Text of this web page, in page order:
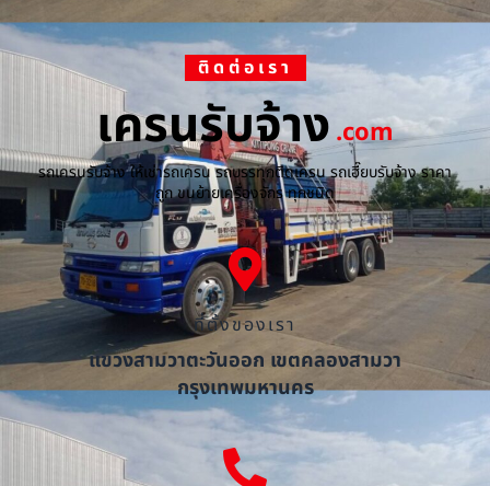
ติดต่อเรา
เครนรับจ้าง.com
รถเครนรับจ้าง ให้เช่ารถเครน รถบรรทุกติดเครน รถเฮี๊ยบรับจ้าง ราคา
ถูก ขนย้ายเครื่องจักร ทุกชนิด
ที่ตั้งของเรา
แขวงสามวาตะวันออก เขตคลองสามวา
กรุงเทพมหานคร